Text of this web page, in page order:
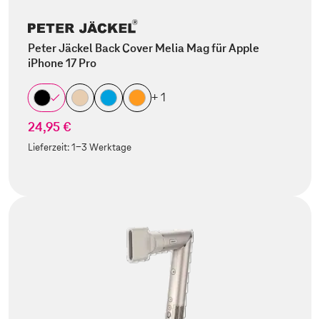
Peter Jäckel Back Cover Melia Mag für Apple
iPhone 17 Pro
+ 1
24,95 €
Lieferzeit:1-3 Werktage